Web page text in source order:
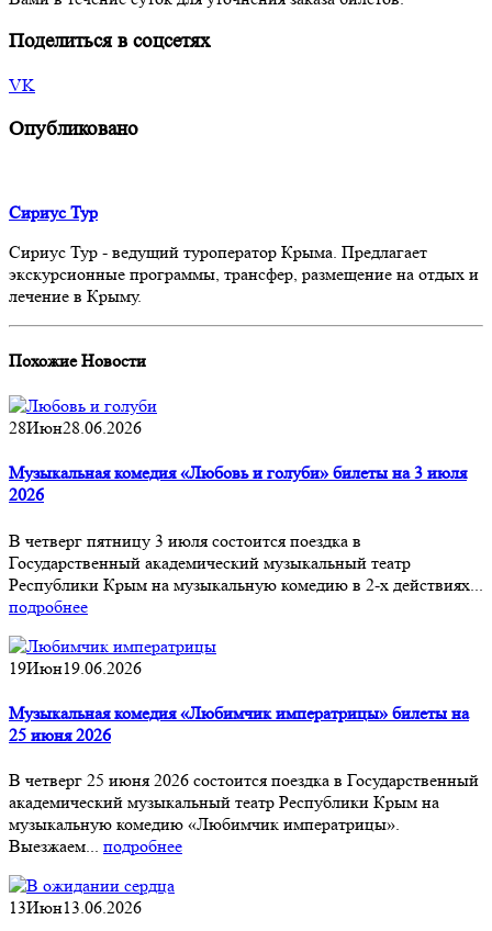
Поделиться в соцсетях
VK
Опубликовано
Сириус Тур
Сириус Тур - ведущий туроператор Крыма. Предлагает
экскурсионные программы, трансфер, размещение на отдых и
лечение в Крыму.
ПохожиеНовости
28Июн28.06.2026
Музыкальная комедия «Любовь и голуби» билеты на 3 июля
2026
В четверг пятницу 3 июля состоится поездка в
Государственный академический музыкальный театр
Республики Крым на музыкальную комедию в 2-х действиях...
подробнее
19Июн19.06.2026
Музыкальная комедия «Любимчик императрицы» билеты на
25 июня 2026
В четверг 25 июня 2026 состоится поездка в Государственный
академический музыкальный театр Республики Крым на
музыкальную комедию «Любимчик императрицы».
Выезжаем... подробнее
13Июн13.06.2026